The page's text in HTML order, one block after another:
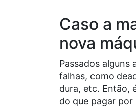
Caso a
nova
Passados alguns
falhas, como
dura, etc. Então,
do que pagar por